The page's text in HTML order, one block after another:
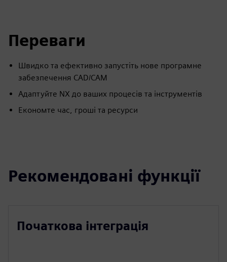
Переваги
Швидко та ефективно запустіть нове програмне
забезпечення CAD/CAM
Адаптуйте NX до ваших процесів та інструментів
Економте час, гроші та ресурси
Рекомендовані функції
Початкова інтеграція